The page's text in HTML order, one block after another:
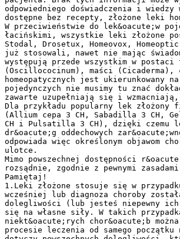
odpowiedniego doświadczenia i
dostępne bez recepty, złożone leki
W przeciwieństwie do lek&oacute;w
łacińskimi, wszystkie leki złożone
Stodal, Drosetux, Homeovox,
już stosowali, nawet nie mając
występują przede wszystkim w
(Oscillococinum), maści (Cicaderma),
homeopatycznych jest ukierunkowany
pojedynczych nie musimy tu znać
zawarte uzupełniają się i
Dla przykładu popularny lek złożony
(Allium cepa 3 CH, Sabadilla 3 CH,
CH i Pulsatilla 3 CH), dzięki czemu
dr&oacute;g oddechowych
odpowiada więc określonym objawom
ulotce.
Mimo powszechnej dostępności
rozsądnie, zgodnie z pewnymi
Pamiętaj!
1.Leki złożone stosuje się w
wcześniej lub diagnoza choroby
dolegliwości (lub jesteś niepewny ich
się na własne siły. W takich
niekt&oacute;rych chor&oacute;b
procesie leczenia od samego